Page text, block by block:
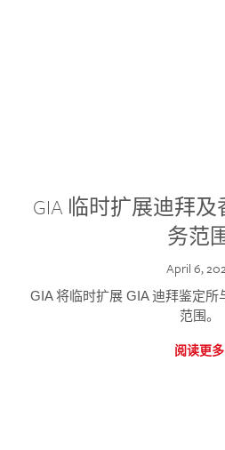
GIA 临时扩展迪拜
务范
April 6,
GIA 将临时扩展 GIA 迪拜鉴定所
范围。
阅读更多